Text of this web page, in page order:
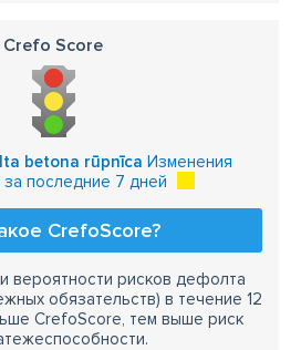
Crefo Score
betona rūpnīca Изменения
последние 7 дней
CrefoScore?
вероятности рисков дефолта
обязательств) в течение 12
CrefoScore, тем выше риск